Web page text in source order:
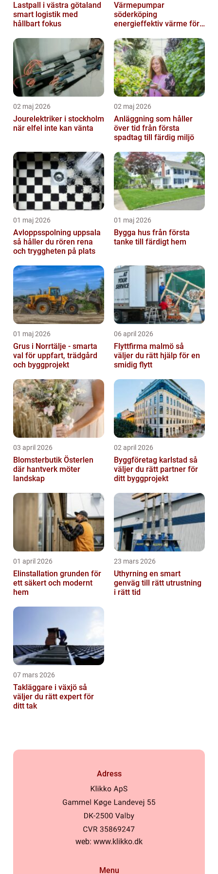
Lastpall i västra götaland
smart logistik med
hållbart fokus
Värmepumpar
söderköping
energieffektiv värme för
02 maj 2026
Jourelektriker i stockholm
när elfel inte kan vänta
02 maj 2026
Anläggning som håller
över tid från första
spadtag till färdig miljö
01 maj 2026
Avloppsspolning uppsala
så håller du rören rena
och tryggheten på plats
01 maj 2026
Bygga hus från första
tanke till färdigt hem
01 maj 2026
Grus i Norrtälje - smarta
val för uppfart, trädgård
och byggprojekt
06 april 2026
Flyttfirma malmö så
väljer du rätt hjälp för en
smidig flytt
03 april 2026
Blomsterbutik Österlen
där hantverk möter
landskap
02 april 2026
Byggföretag karlstad så
väljer du rätt partner för
ditt byggprojekt
01 april 2026
Elinstallation grunden för
ett säkert och modernt
hem
23 mars 2026
Uthyrning en smart
genväg till rätt utrustning
i rätt tid
07 mars 2026
Takläggare i växjö så
väljer du rätt expert för
ditt tak
Adress
web: www.klikko.dk
Menu